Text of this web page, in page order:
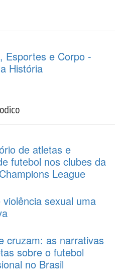
Esportes e Corpo -
História
de atletas e
futebol nos clubes da
League
sexual uma
cruzam: as narrativas
sobre o futebol
no Brasil